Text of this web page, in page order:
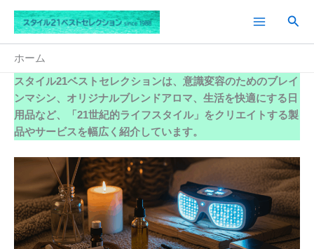
を
検
ホーム
スタイル21ベストセレクションは、 意識変容のためのブレイ
ンマシン、オリジナルブレンドアロマ、 生活を快適にする日
用品など、「21世紀的ライフスタイル」をクリエイトする製
品やサービスを幅広く紹介しています。